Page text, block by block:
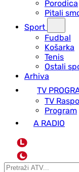
Porodica
Pitali
Sport
Fudbal
Košarka
Tenis
Ostali
Arhiva
TV
ТV
Program
A RADIO
L